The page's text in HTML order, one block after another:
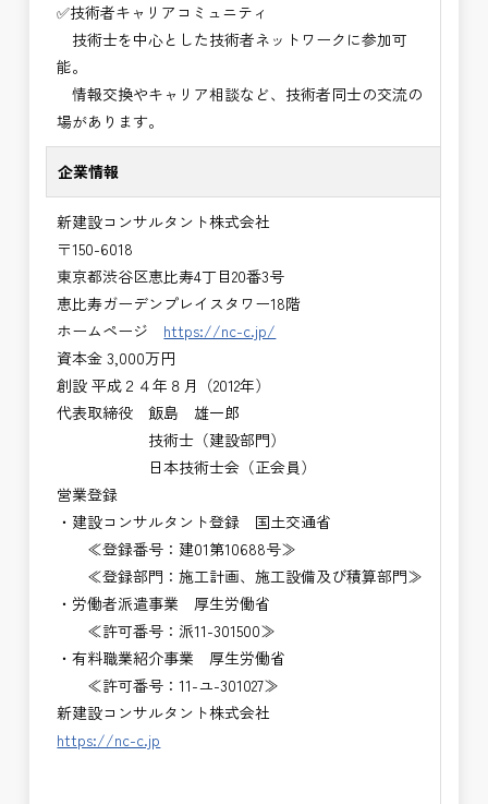
✅技術者キャリアコミュニティ
技術士を中心とした技術者ネットワークに参加可
能。
情報交換やキャリア相談など、技術者同士の交流の
場があります。
企業情報
新建設コンサルタント株式会社
〒150-6018
東京都渋谷区恵比寿4丁目20番3号
恵比寿ガーデンプレイスタワー18階
ホームページ https://nc-c.jp/
資本金 3,000万円
創設 平成２４年８月（2012年）
代表取締役 飯島 雄一郎
技術士（建設部門）
日本技術士会（正会員）
営業登録
・建設コンサルタント登録 国土交通省
≪登録番号：建01第10688号≫
≪登録部門：施工計画、施工設備及び積算部門≫
・労働者派遣事業 厚生労働省
≪許可番号：派11-301500≫
・有料職業紹介事業 厚生労働省
≪許可番号：11-ユ-301027≫
新建設コンサルタント株式会社
https://nc-c.jp